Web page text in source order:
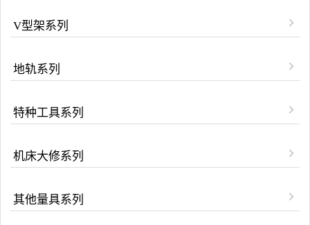
V型架系列
地轨系列
特种工具系列
机床大修系列
其他量具系列